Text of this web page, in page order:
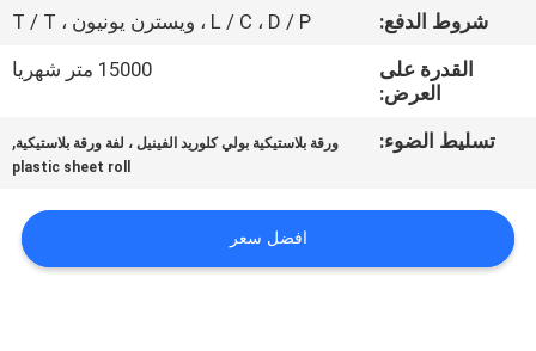
اتصل
BLOG
اطلب
اقتباس
شروط الدفع:
L / C ، D / P ، ويسترن يونيون ، T / T
القدرة على
العرض:
15000 متر شهريا
تسليط الضوء: ورقة بلاستيكية بولي كلوريد الفينيل ، لفة ورقة بلاستيكية,
plastic sheet roll
افضل سعر